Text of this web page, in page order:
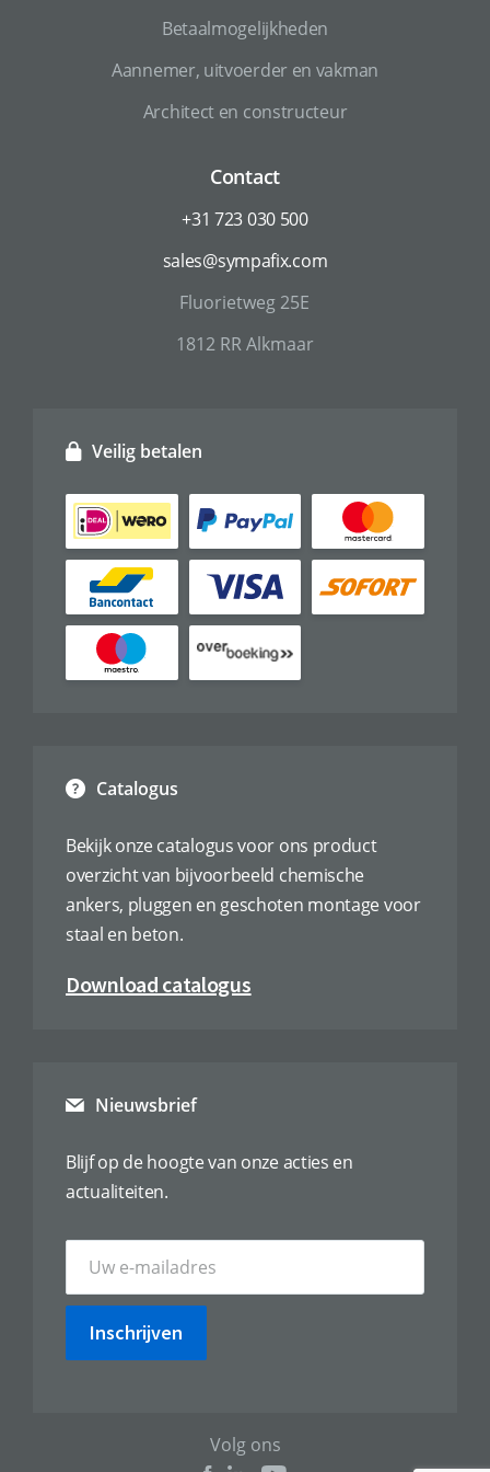
Betaalmogelijkheden
Aannemer, uitvoerder en vakman
Architect en constructeur
Contact
+31 723 030 500
sales@sympafix.com
Fluorietweg 25E
1812 RR Alkmaar
Catalogus
Bekijk onze catalogus voor ons product
overzicht van bijvoorbeeld chemische
ankers, pluggen en geschoten montage voor
staal en beton.
Download catalogus
Veilig betalen
Nieuwsbrief
Blijf op de hoogte van onze acties en
actualiteiten.
Inschrijven
Volg ons